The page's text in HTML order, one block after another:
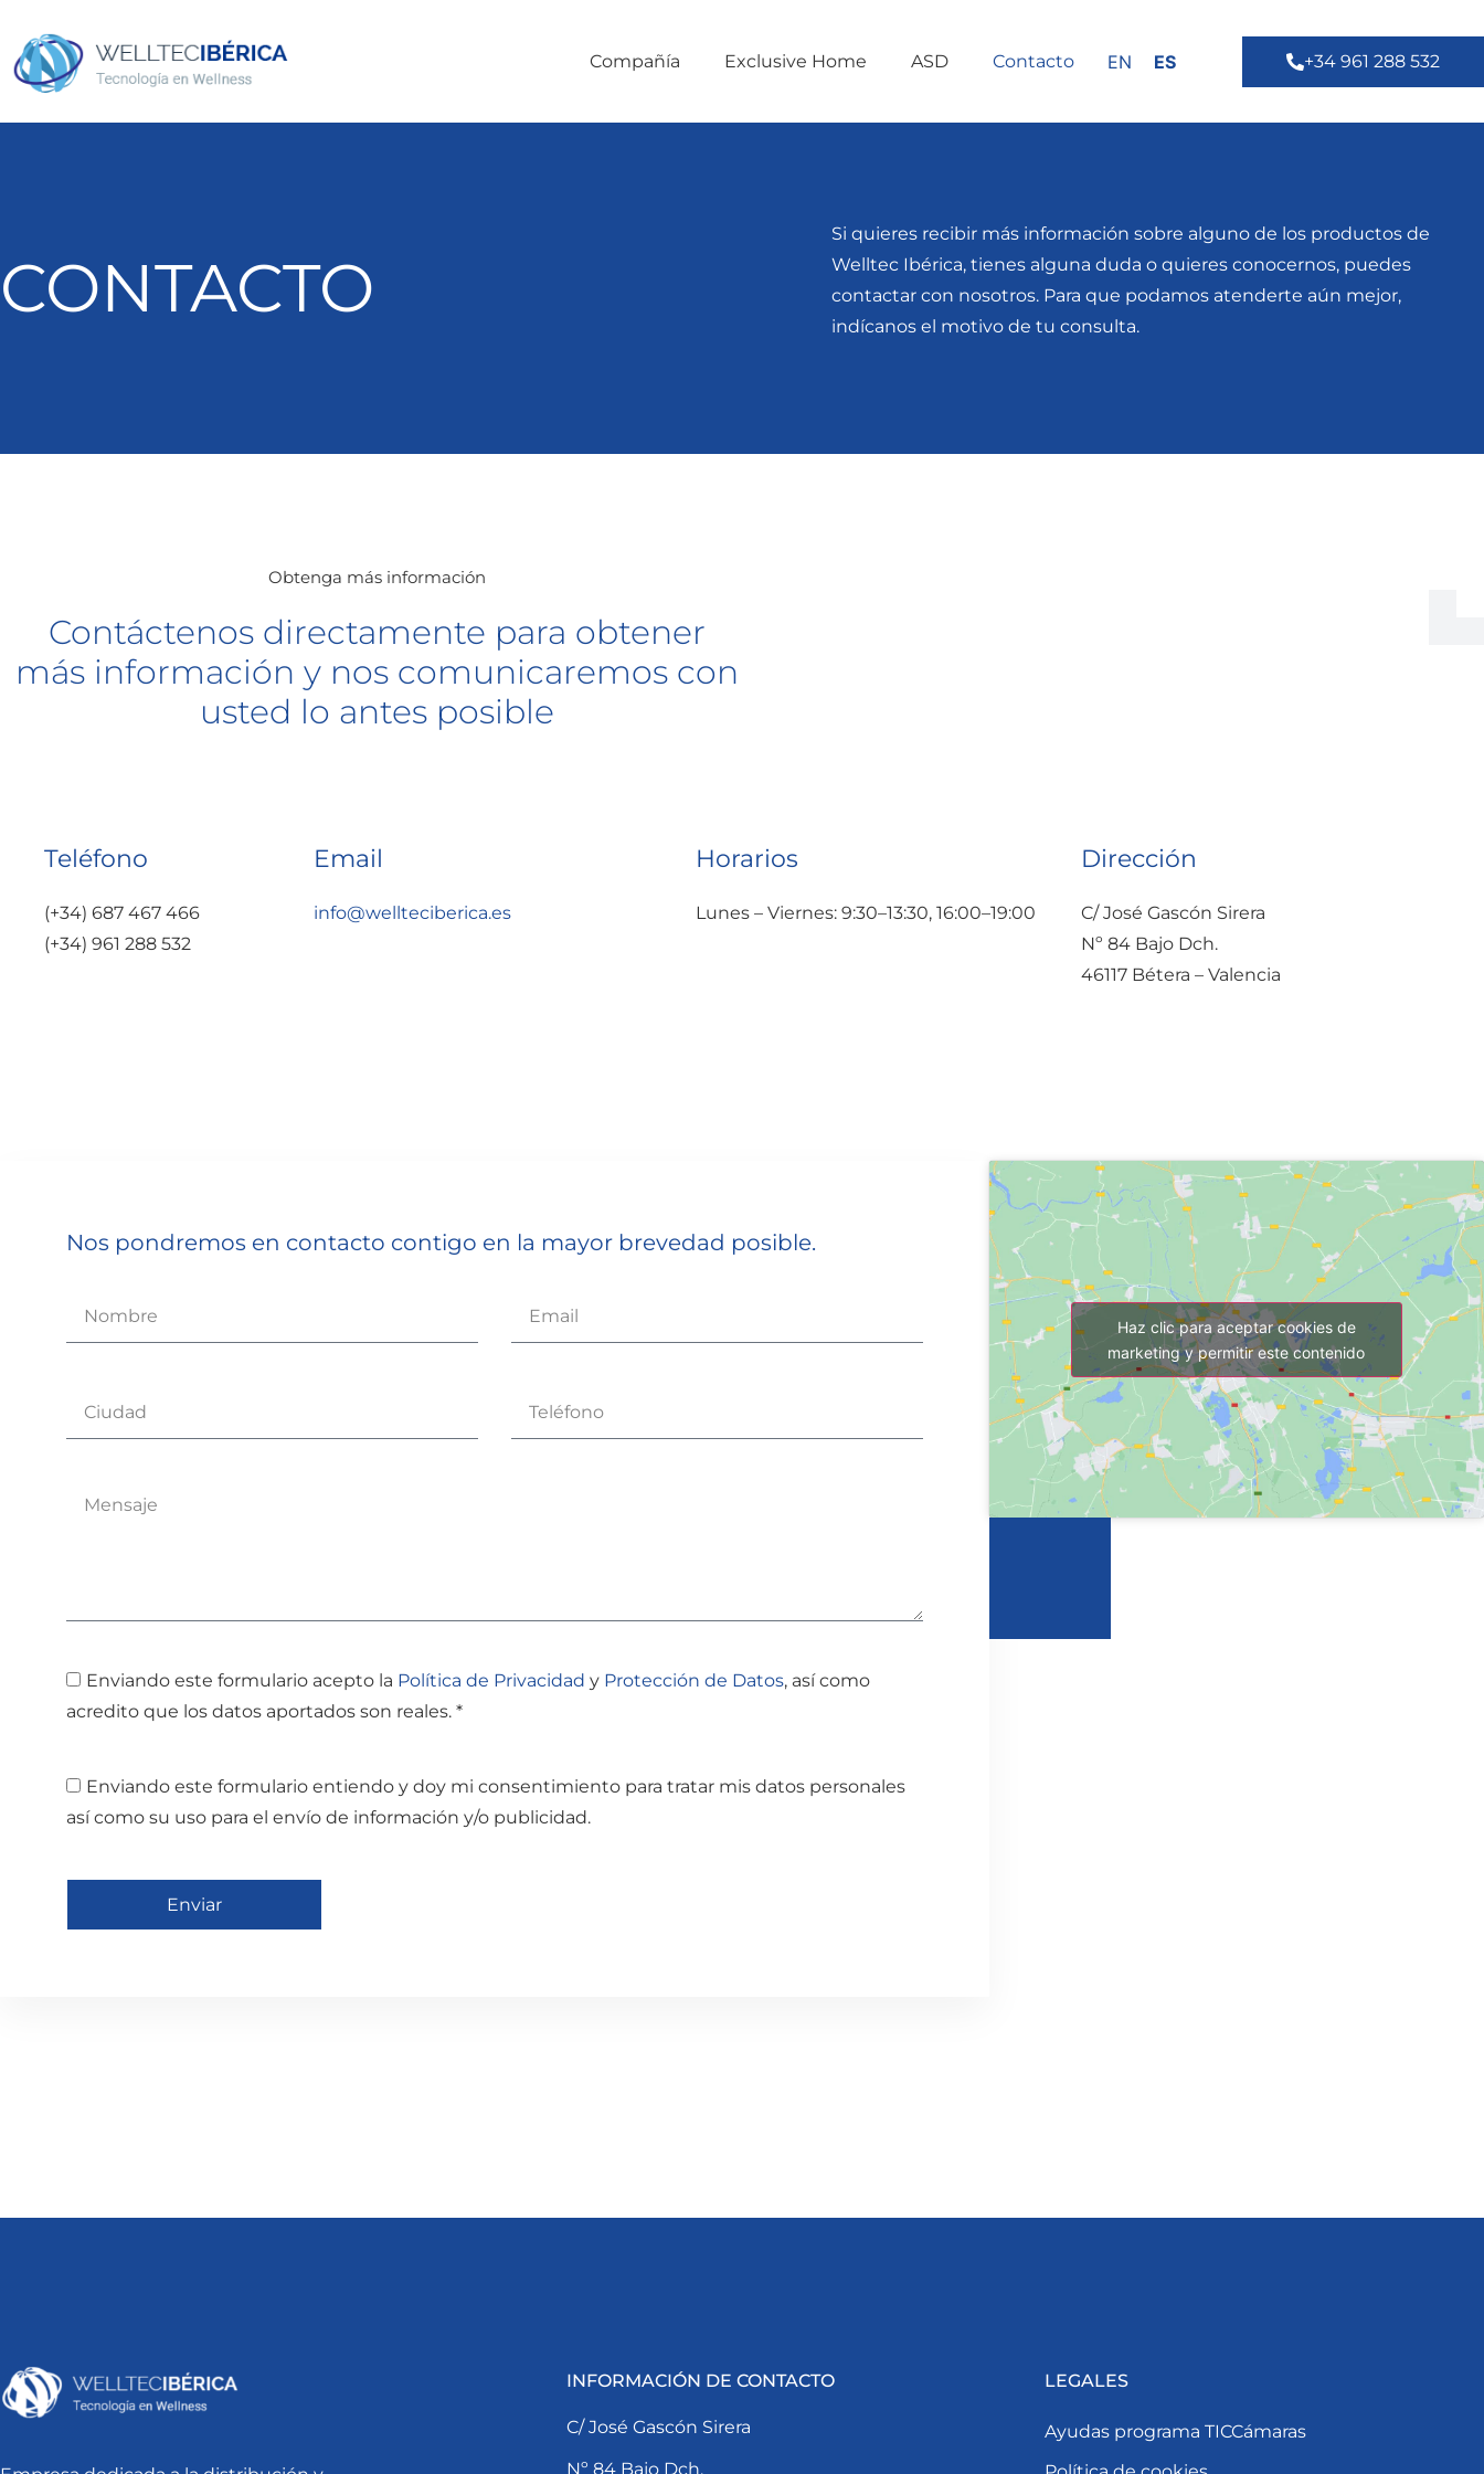
Compañía Exclusive Home ASD Contacto EN ES +34 961 288 532
CONTACTO
Si quieres recibir más información sobre alguno de los productos de
Welltec Ibérica, tienes alguna duda o quieres conocernos, puedes
contactar con nosotros. Para que podamos atenderte aún mejor,
indícanos el motivo de tu consulta.
Obtenga más información
Contáctenos directamente para obtener
más información y nos comunicaremos con
usted lo antes posible
Teléfono
(+34) 687 467 466
(+34) 961 288 532
Email
info@wellteciberica.es
Horarios
Lunes – Viernes: 9:30–13:30, 16:00–19:00
Dirección
C/ José Gascón Sirera
Nº 84 Bajo Dch.
46117 Bétera – Valencia
Nos pondremos en contacto contigo en la mayor brevedad posible.
Enviando este formulario acepto la Política de Privacidad y Protección de Datos, así como
acredito que los datos aportados son reales. *
Enviando este formulario entiendo y doy mi consentimiento para tratar mis datos personales
así como su uso para el envío de información y/o publicidad.
Enviar
Haz clic para aceptar cookies de
marketing y permitir este contenido
INFORMACIÓN DE CONTACTO
C/ José Gascón Sirera
Nº 84 Bajo Dch.
LEGALES
Ayudas programa TICCámaras